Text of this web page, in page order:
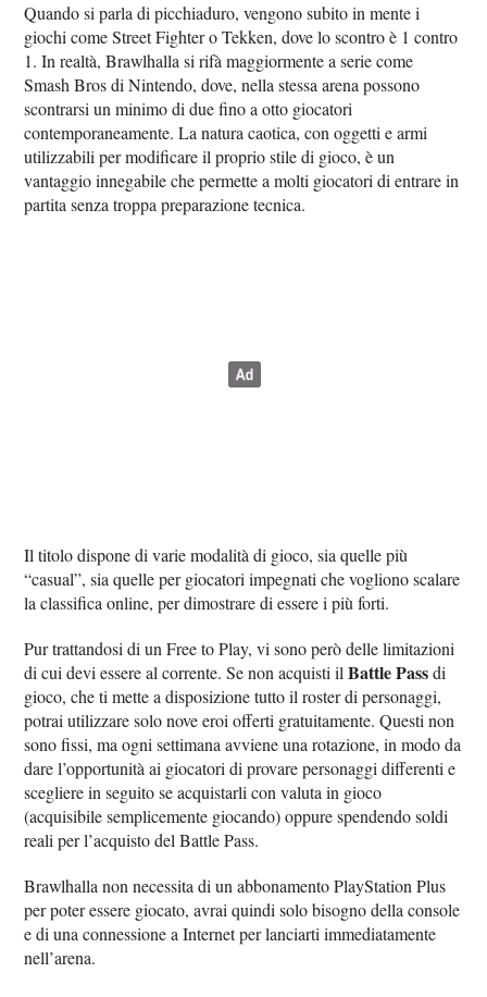
Quando si parla di picchiaduro, vengono subito in mente i
giochi come Street Fighter o Tekken, dove lo scontro è 1 contro
1. In realtà, Brawlhalla si rifà maggiormente a serie come
Smash Bros di Nintendo, dove, nella stessa arena possono
scontrarsi un minimo di due fino a otto giocatori
contemporaneamente. La natura caotica, con oggetti e armi
utilizzabili per modificare il proprio stile di gioco, è un
vantaggio innegabile che permette a molti giocatori di entrare in
partita senza troppa preparazione tecnica.
Il titolo dispone di varie modalità di gioco, sia quelle più
“casual”, sia quelle per giocatori impegnati che vogliono scalare
la classifica online, per dimostrare di essere i più forti.
Pur trattandosi di un Free to Play, vi sono però delle limitazioni
di cui devi essere al corrente. Se non acquisti ilBattle Passdi
gioco, che ti mette a disposizione tutto il roster di personaggi,
potrai utilizzare solo nove eroi offerti gratuitamente. Questi non
sono fissi, ma ogni settimana avviene una rotazione, in modo da
dare l’opportunità ai giocatori di provare personaggi differenti e
scegliere in seguito se acquistarli con valuta in gioco
(acquisibile semplicemente giocando) oppure spendendo soldi
reali per l’acquisto del Battle Pass.
Brawlhalla non necessita di un abbonamento PlayStation Plus
per poter essere giocato, avrai quindi solo bisogno della console
e di una connessione a Internet per lanciarti immediatamente
nell’arena.